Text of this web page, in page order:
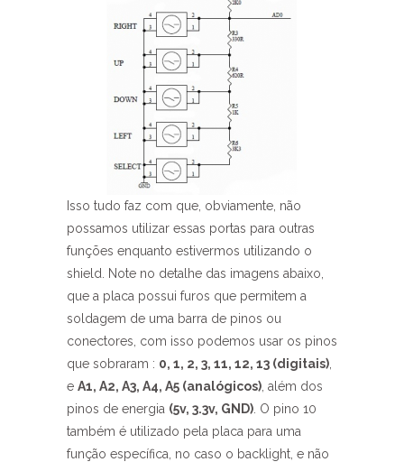
Isso tudo faz com que, obviamente, não
possamos utilizar essas portas para outras
funções enquanto estivermos utilizando o
shield. Note no detalhe das imagens abaixo,
que a placa possui furos que permitem a
soldagem de uma barra de pinos ou
conectores, com isso podemos usar os pinos
que sobraram : 0, 1, 2, 3, 11, 12, 13 (digitais)
e A1, A2, A3, A4, A5 (analógicos) , além dos
pinos de energia (5v, 3.3v, GND) . O pino 10
também é utilizado pela placa para uma
função específica, no caso o backlight, e não